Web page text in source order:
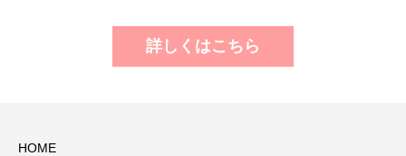
詳しくはこちら
HOME